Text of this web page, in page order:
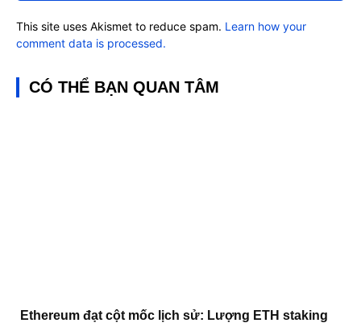
This site uses Akismet to reduce spam. Learn how your
comment data is processed.
CÓ THỂ BẠN QUAN TÂM
Ethereum đạt cột mốc lịch sử: Lượng ETH staking